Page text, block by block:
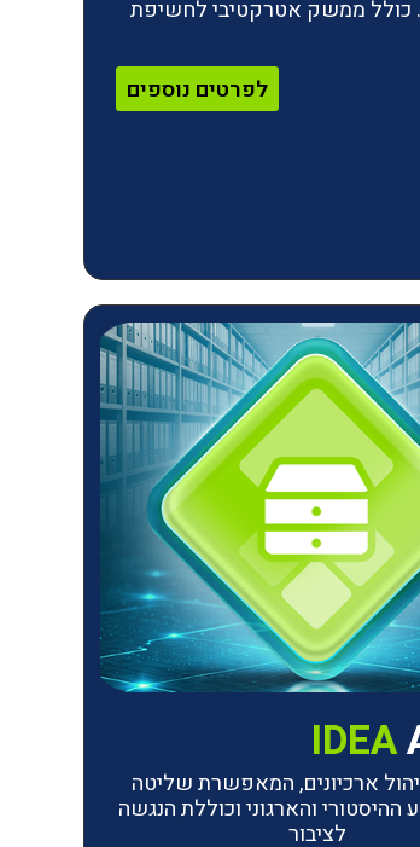
כולל ממשק אטרקטיבי לחשיפת
לפרטים נוספים
IDEA
ארכיונים, המאפשרת שליטה
והארגוני וכוללת הנגשה
לציבור